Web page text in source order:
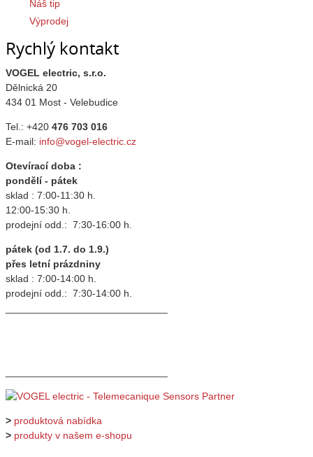
Náš tip
Výprodej
Rychlý kontakt
VOGEL electric, s.r.o.
Dělnická 20
434 01 Most - Velebudice
Tel.: +420 476 703 016
E-mail: info@vogel-electric.cz
Otevírací doba :
pondělí - pátek
sklad : 7:00-11:30 h.
12:00-15:30 h.
prodejní odd.: 7:30-16:00 h.
pátek (od 1.7. do 1.9.)
přes letní prázdniny
sklad : 7:00-14:00 h.
prodejní odd.: 7:30-14:00 h.
> produktová nabídka
> produkty v našem e-shopu